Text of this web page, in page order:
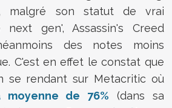
malgré son statut de vrai
next gen', Assassin's Creed
des notes moins
C'est en effet le constat que
se rendant sur Metacritic où
moyenne de 76% (dans sa